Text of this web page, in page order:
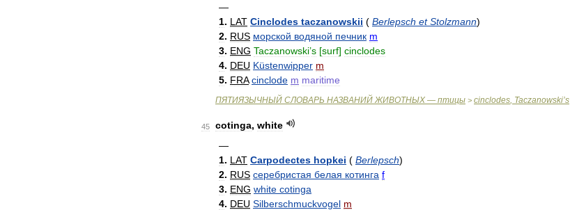
—
1. LAT Cinclodes taczanowskii ( Berlepsch et Stolzmann)
2. RUS морской водяной печник m
3. ENG Taczanowski’s [surf] cinclodes
4. DEU Küstenwipper m
5. FRA cinclode m maritime
ПЯТИЯЗЫЧНЫЙ СЛОВАРЬ НАЗВАНИЙ ЖИВОТНЫХ — птицы > cinclodes, Taczanowski’s
45 cotinga, white
—
1. LAT Carpodectes hopkei ( Berlepsch)
2. RUS серебристая белая котинга f
3. ENG white cotinga
4. DEU Silberschmuckvogel m